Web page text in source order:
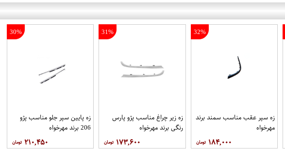
32%
زه سپر عقب مناسب سمند برند
مهرخواه
۱۸۴,۰۰۰
31%
زه زیر چراغ مناسب پژو پارس
رنگی برند مهرخواه
۱۷۳,۶۰۰
30%
زه پایین سپر جلو مناسب پژو
206 برند مهرخواه
۲۱۰,۴۵۰